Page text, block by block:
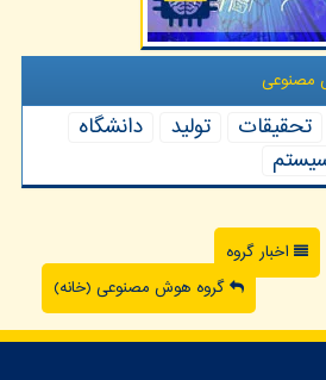
مصنوعی
تحقیقات تولید
دانشگاه
اخبار گروه
گروه هوش مصنوعی (خانه)